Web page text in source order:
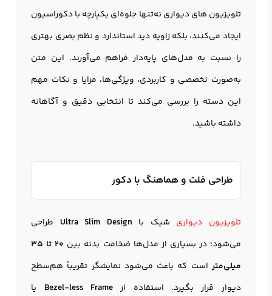
تلویزیون های دیواری نه‌تنها جلوه‌ای یکپارچه با دکوراسیون
ایجاد می‌کنند، بلکه زاویه دید استاندارد و نظم بصری بهتری
را نسبت به مدل‌های پایه‌دار فراهم می‌آورند. این متن
به‌صورت تخصصی و کاربردی، ویژگی‌ها، مزایا و نکات مهم
این دسته را بررسی می‌کند تا انتخابی دقیق و آگاهانه
داشته باشید.
طراحی فلت و هماهنگ با دکور
تلویزیون دیواری شیک با Ultra Slim Design طراحی
می‌شود؛ در بسیاری از مدل‌ها ضخامت بدنه بین
20 تا 35
میلی‌متراست که باعث می‌شود نمایشگر تقریباً هم‌سطح
دیوار قرار بگیرد. استفاده ازBezel-less Frame یا